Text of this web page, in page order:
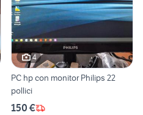
4
PC hp con monitor Philips 22
pollici
150 €